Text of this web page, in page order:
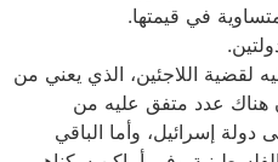
في قيمتها.
اللاجئين، الذي يعني من
هناك عدد متفق عليه من
دولة إسرائيل، وأما الباقي